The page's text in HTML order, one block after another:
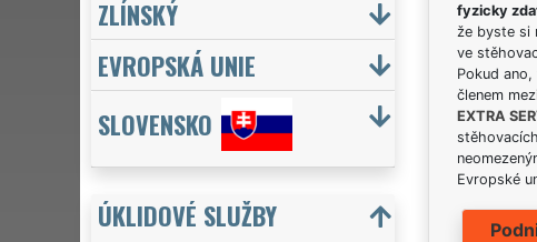
fyzicky
že byste si
ve
Pokud
členem
EXTRA
Evropské
ZLÍNSKÝ
EVROPSKÁ UNIE
SLOVENSKO
ÚKLIDOVÉ SLUŽBY